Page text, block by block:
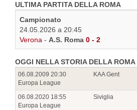
ULTIMA PARTITA DELLA ROMA
Campionato
24.05.2026 a 20:45
Verona - A.S. Roma 0 - 2
OGGI NELLA STORIA DELLA ROMA
06.08.2009 20:30
Europa League
KAA Gent
06.08.2020 18:55
Europa League
Siviglia